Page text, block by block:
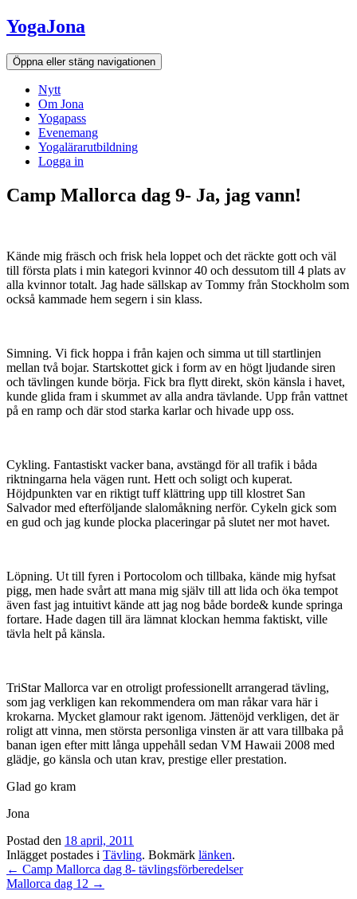
Hoppa
till
innehållet
YogaJona
Öppna eller stäng navigationen
Nytt
Om Jona
Yogapass
Evenemang
Yogalärarutbildning
Logga in
Camp Mallorca dag 9- Ja, jag vann!
Kände mig fräsch och frisk hela loppet och det räckte gott och väl
till första plats i min kategori kvinnor 40 och dessutom till 4 plats av
alla kvinnor totalt. Jag hade sällskap av Tommy från Stockholm som
också kammade hem segern i sin klass.
Simning. Vi fick hoppa i från kajen och simma ut till startlinjen
mellan två bojar. Startskottet gick i form av en högt ljudande siren
och tävlingen kunde börja. Fick bra flytt direkt, skön känsla i havet,
kunde glida fram i skummet av alla andra tävlande. Upp från vattnet
på en ramp och där stod starka karlar och hivade upp oss.
Cykling. Fantastiskt vacker bana, avstängd för all trafik i båda
riktningarna hela vägen runt. Hett och soligt och kuperat.
Höjdpunkten var en riktigt tuff klättring upp till klostret San
Salvador med efterföljande slalomåkning nerför. Cykeln gick som
en gud och jag kunde plocka placeringar på slutet ner mot havet.
Löpning. Ut till fyren i Portocolom och tillbaka, kände mig hyfsat
pigg, men hade svårt att mana mig själv till att lida och öka tempot
även fast jag intuitivt kände att jag nog både borde& kunde springa
fortare. Hade dagen till ära lämnat klockan hemma faktiskt, ville
tävla helt på känsla.
TriStar Mallorca var en otroligt professionellt arrangerad tävling,
som jag verkligen kan rekommendera om man råkar vara här i
krokarna. Mycket glamour rakt igenom. Jättenöjd verkligen, det är
roligt att vinna, men största personliga vinsten är att vara tillbaka på
banan igen efter mitt långa uppehåll sedan VM Hawaii 2008 med
glädje, go känsla och utan krav, prestige eller prestation.
Glad go kram
Jona
Postad den 18 april, 2011
Inlägget postades i Tävling. Bokmärk länken.
Inläggsnavigation
← Camp Mallorca dag 8- tävlingsförberedelser
Mallorca dag 12 →